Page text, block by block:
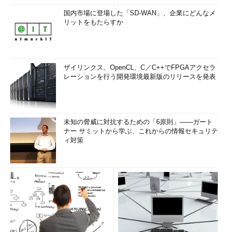
国内市場に登場した「SD-WAN」、企業にどんなメ
リットをもたらすか
ザイリンクス、OpenCL、C／C++でFPGAアクセラ
レーションを行う開発環境最新版のリリースを発表
未知の脅威に対抗するための「6原則」――ガート
ナー サミットから学ぶ、これからの情報セキュリテ
ィ対策